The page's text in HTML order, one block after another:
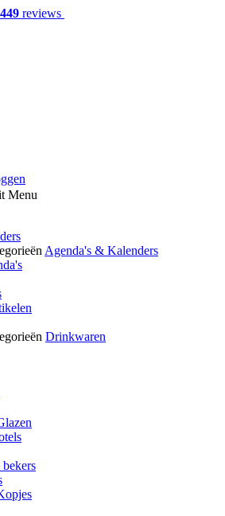
reviews
Menu
Agenda's & Kalenders
Drinkwaren